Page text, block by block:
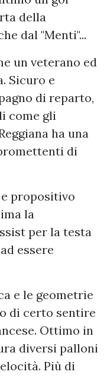
della
dal "Menti"...
un veterano ed
Sicuro e
di reparto,
come gli
ha una
di
propositivo
la
per la testa
essere
e le geometrie
di certo sentire
Ottimo in
diversi palloni
Più di